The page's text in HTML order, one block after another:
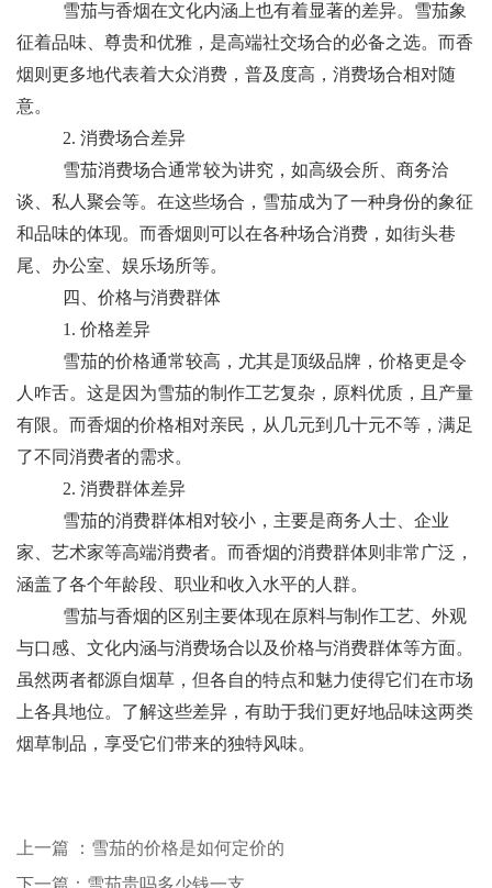
雪茄与香烟在文化内涵上也有着显著的差异。雪茄象
征着品味、尊贵和优雅，是高端社交场合的必备之选。而香
烟则更多地代表着大众消费，普及度高，消费场合相对随
意。
2. 消费场合差异
雪茄消费场合通常较为讲究，如高级会所、商务洽
谈、私人聚会等。在这些场合，雪茄成为了一种身份的象征
和品味的体现。而香烟则可以在各种场合消费，如街头巷
尾、办公室、娱乐场所等。
四、价格与消费群体
1. 价格差异
雪茄的价格通常较高，尤其是顶级品牌，价格更是令
人咋舌。这是因为雪茄的制作工艺复杂，原料优质，且产量
有限。而香烟的价格相对亲民，从几元到几十元不等，满足
了不同消费者的需求。
2. 消费群体差异
雪茄的消费群体相对较小，主要是商务人士、企业
家、艺术家等高端消费者。而香烟的消费群体则非常广泛，
涵盖了各个年龄段、职业和收入水平的人群。
雪茄与香烟的区别主要体现在原料与制作工艺、外观
与口感、文化内涵与消费场合以及价格与消费群体等方面。
虽然两者都源自烟草，但各自的特点和魅力使得它们在市场
上各具地位。了解这些差异，有助于我们更好地品味这两类
烟草制品，享受它们带来的独特风味。
上一篇 ：雪茄的价格是如何定价的